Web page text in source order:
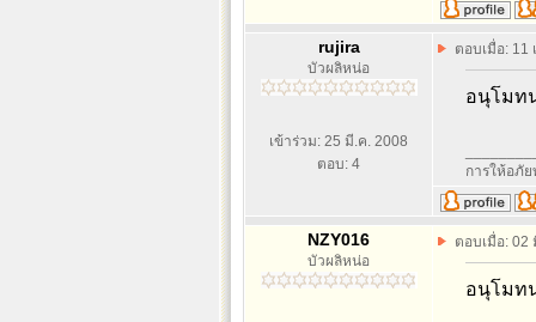
rujira
บัวผลิหน่อ
เข้าร่วม: 25 มี.ค. 2008
ตอบ: 4
ตอบเมื่อ: 11
อนุโมท
การให้อภั
NZY016
บัวผลิหน่อ
ตอบเมื่อ: 02
อนุโมท